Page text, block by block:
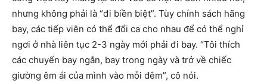
nhưng không phải là “đi biền biệt”. Tùy chính sách hãng
bay, các tiếp viên có thể đổi ca cho nhau để có thể nghỉ
ngơi ở nhà liên tục 2-3 ngày mới phải đi bay. “Tôi thích
các chuyến bay ngắn, bay trong ngày và trở về chiếc
giường êm ái của mình vào mỗi đêm”, cô nói.